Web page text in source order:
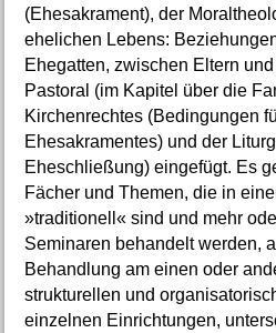
(Ehesakrament), der
ehelichen Lebens:
Ehegatten, zwischen Eltern
Pastoral (im Kapitel über die
Kirchenrechtes (Bedingungen
Ehesakramentes) und der
Eheschließung) eingefügt. Es
Fächer und Themen, die in
»traditionell« sind und mehr
Seminaren behandelt werden,
Behandlung am einen oder
strukturellen und
einzelnen Einrichtungen,